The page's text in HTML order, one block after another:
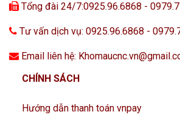
Tổng đài 24/7:0925.96.6868 -
Tư vấn dịch vụ: 0925.96.6868 -
Email liên hệ:
CHÍNH SÁCH
Hướng dẫn thanh toán vnpay